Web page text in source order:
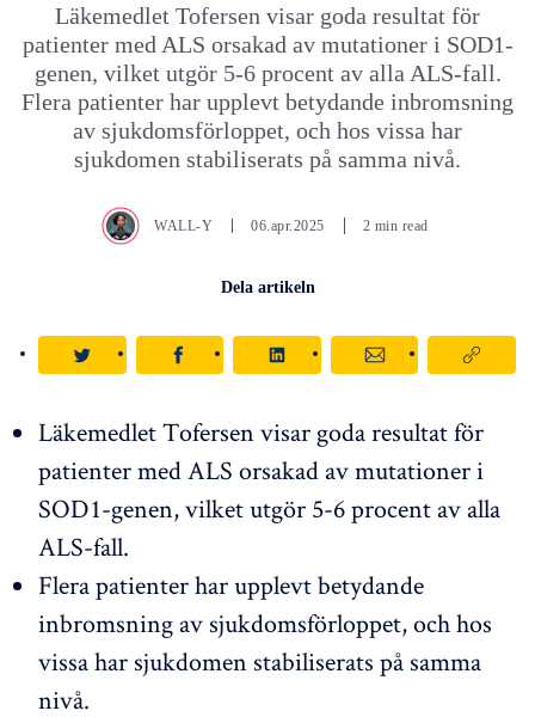
Läkemedlet Tofersen visar goda resultat för
patienter med ALS orsakad av mutationer i SOD1-
genen, vilket utgör 5-6 procent av alla ALS-fall.
Flera patienter har upplevt betydande inbromsning
av sjukdomsförloppet, och hos vissa har
sjukdomen stabiliserats på samma nivå.
WALL-Y 06.apr.2025 2 min read
Dela artikeln
Läkemedlet Tofersen visar goda resultat för
patienter med ALS orsakad av mutationer i
SOD1-genen, vilket utgör 5-6 procent av alla
ALS-fall.
Flera patienter har upplevt betydande
inbromsning av sjukdomsförloppet, och hos
vissa har sjukdomen stabiliserats på samma
nivå.